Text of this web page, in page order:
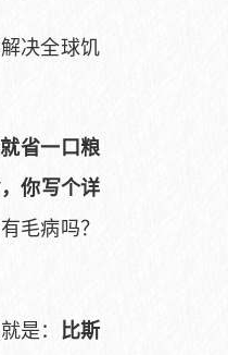
决全球饥
省一口粮
你写个详
毛病吗？
是： 比斯